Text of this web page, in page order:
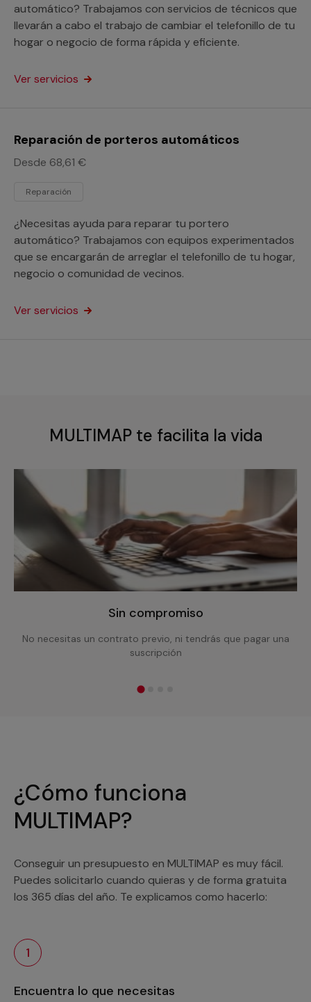
automático? Trabajamos con servicios de técnicos que
llevarán a cabo el trabajo de cambiar el telefonillo de tu
hogar o negocio de forma rápida y eficiente.
Ver servicios
Reparación de porteros automáticos
Desde 68,61 €
Reparación
¿Necesitas ayuda para reparar tu portero
automático? Trabajamos con equipos experimentados
que se encargarán de arreglar el telefonillo de tu hogar,
negocio o comunidad de vecinos.
Ver servicios
MULTIMAP te facilita la vida
Sin compromiso
No necesitas un contrato previo, ni tendrás que pagar una
suscripción
¿Cómo funciona
MULTIMAP?
Conseguir un presupuesto en MULTIMAP es muy fácil.
Puedes solicitarlo cuando quieras y de forma gratuita
los 365 días del año. Te explicamos como hacerlo:
1
Encuentra lo que necesitas